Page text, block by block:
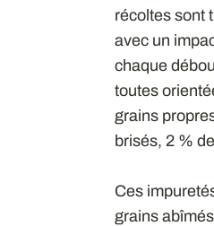
récoltes sont
avec un
chaque
toutes
grains
brisés, 2 %
Ces
grains